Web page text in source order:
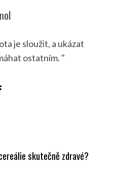
je sloužit, a ukázat
ostatním. "
skutečně zdravé?